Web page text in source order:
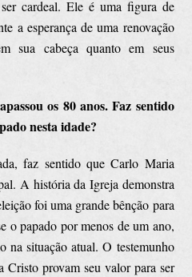
cardeal. Ele é uma figura de
a esperança de uma renovação
sua cabeça quanto em seus
os 80 anos. Faz sentido
nesta idade?
faz sentido que Carlo Maria
A história da Igreja demonstra
foi uma grande bênção para
o papado por menos de um ano,
na situação atual. O testemunho
Cristo provam seu valor para ser